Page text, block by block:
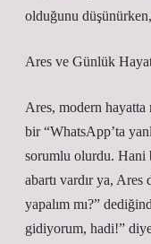
olduğunu
Ares ve Günlük
Ares, modern
bir “WhatsApp’ta
sorumlu olurdu. Hani
abartı vardır ya,
yapalım mı?”
gidiyorum, hadi!”